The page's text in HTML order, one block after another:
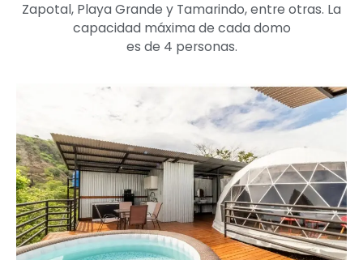
Zapotal, Playa Grande y Tamarindo, entre otras. La
capacidad máxima de cada domo
es de 4 personas.